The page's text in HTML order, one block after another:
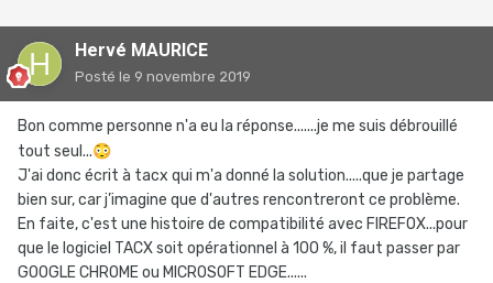
Hervé MAURICE
Posté le 9 novembre 2019
Bon comme personne n'a eu la réponse.......je me suis débrouillé
tout seul...😳
J'ai donc écrit à tacx qui m'a donné la solution.....que je partage
bien sur, car j’imagine que d'autres rencontreront ce problème.
En faite, c'est une histoire de compatibilité avec FIREFOX...pour
que le logiciel TACX soit opérationnel à 100 %, il faut passer par
GOOGLE CHROME ou MICROSOFT EDGE......